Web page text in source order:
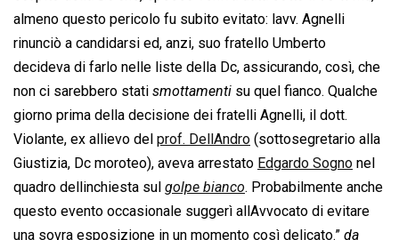
almeno questo pericolo fu subito evitato: lavv. Agnelli
rinunciò a candidarsi ed, anzi, suo fratello Umberto
decideva di farlo nelle liste della Dc, assicurando, così, che
non ci sarebbero stati  smottamenti  su quel fianco. Qualche
giorno prima della decisione dei fratelli Agnelli, il dott.
Violante, ex allievo del prof. DellAndro (sottosegretario alla
Giustizia, Dc moroteo), aveva arrestato Edgardo Sogno nel
quadro dellinchiesta sul  golpe bianco. Probabilmente anche
questo evento occasionale suggerì allAvvocato di evitare
una sovra esposizione in un momento così delicato.” da